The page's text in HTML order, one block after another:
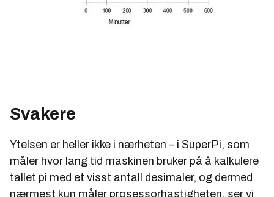
Svakere
Ytelsen er heller ikke i nærheten – i SuperPi, som
måler hvor lang tid maskinen bruker på å kalkulere
tallet pi med et visst antall desimaler, og dermed
nærmest kun måler prosessorhastigheten, ser vi